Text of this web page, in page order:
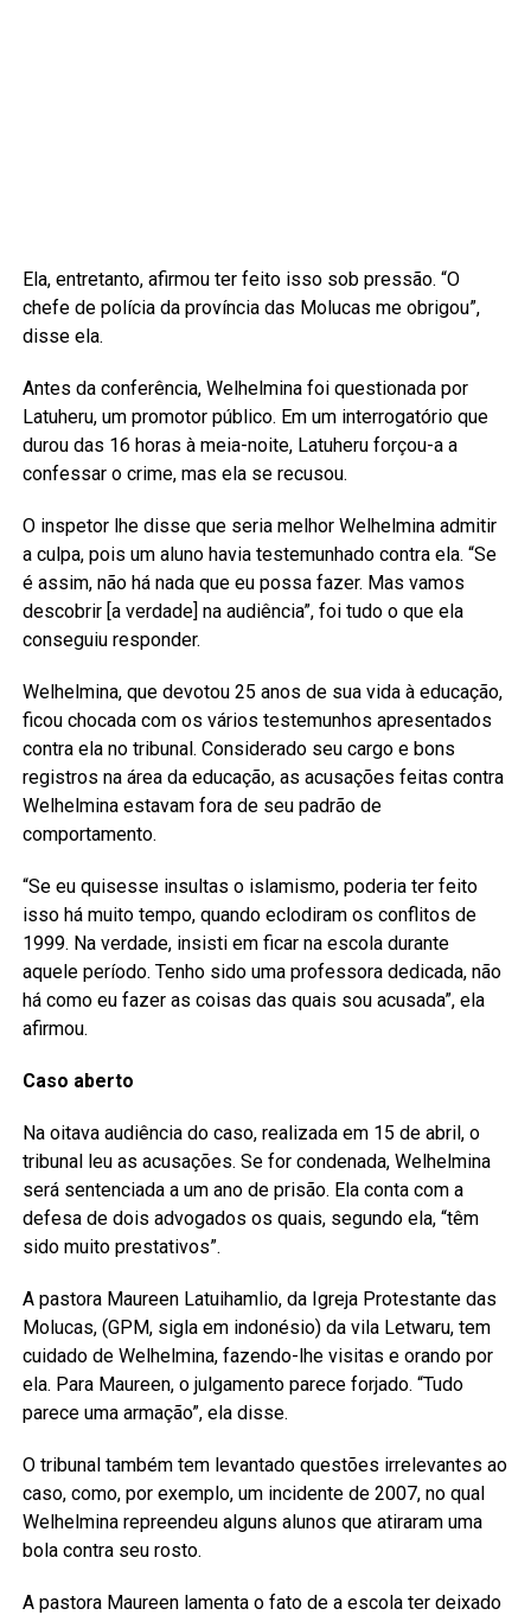
Ela, entretanto, afirmou ter feito isso sob pressão. “O
chefe de polícia da província das Molucas me obrigou”,
disse ela.
Antes da conferência, Welhelmina foi questionada por
Latuheru, um promotor público. Em um interrogatório que
durou das 16 horas à meia-noite, Latuheru forçou-a a
confessar o crime, mas ela se recusou.
O inspetor lhe disse que seria melhor Welhelmina admitir
a culpa, pois um aluno havia testemunhado contra ela. “Se
é assim, não há nada que eu possa fazer. Mas vamos
descobrir [a verdade] na audiência”, foi tudo o que ela
conseguiu responder.
Welhelmina, que devotou 25 anos de sua vida à educação,
ficou chocada com os vários testemunhos apresentados
contra ela no tribunal. Considerado seu cargo e bons
registros na área da educação, as acusações feitas contra
Welhelmina estavam fora de seu padrão de
comportamento.
“Se eu quisesse insultas o islamismo, poderia ter feito
isso há muito tempo, quando eclodiram os conflitos de
1999. Na verdade, insisti em ficar na escola durante
aquele período. Tenho sido uma professora dedicada, não
há como eu fazer as coisas das quais sou acusada”, ela
afirmou.
Caso aberto
Na oitava audiência do caso, realizada em 15 de abril, o
tribunal leu as acusações. Se for condenada, Welhelmina
será sentenciada a um ano de prisão. Ela conta com a
defesa de dois advogados os quais, segundo ela, “têm
sido muito prestativos”.
A pastora Maureen Latuihamlio, da Igreja Protestante das
Molucas, (GPM, sigla em indonésio) da vila Letwaru, tem
cuidado de Welhelmina, fazendo-lhe visitas e orando por
ela. Para Maureen, o julgamento parece forjado. “Tudo
parece uma armação”, ela disse.
O tribunal também tem levantado questões irrelevantes ao
caso, como, por exemplo, um incidente de 2007, no qual
Welhelmina repreendeu alguns alunos que atiraram uma
bola contra seu rosto.
A pastora Maureen lamenta o fato de a escola ter deixado